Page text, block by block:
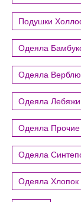
Подушки
Одеяла
Одеяла
Одеяла
Одеяла Прочие
Одеяла
Одеяла Хлопок